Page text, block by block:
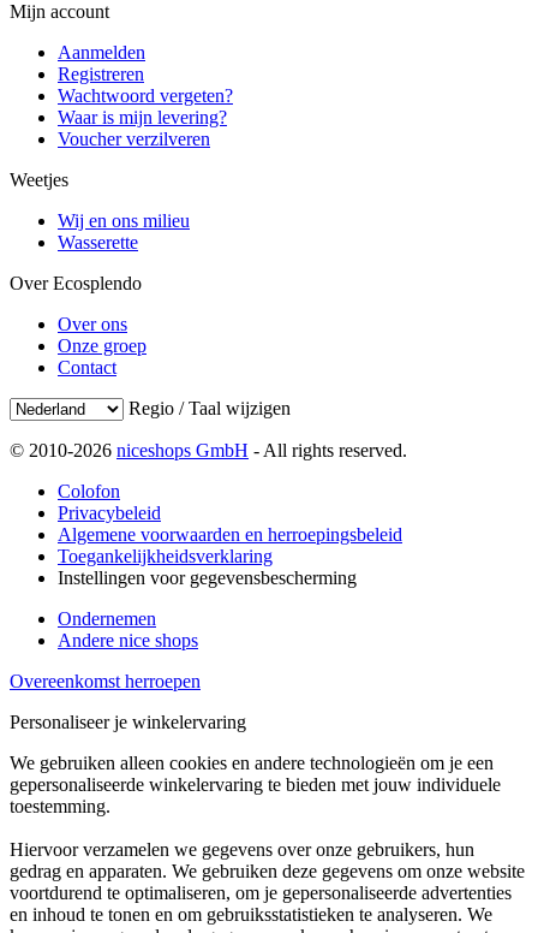
Mijn account
Aanmelden
Registreren
Wachtwoord vergeten?
Waar is mijn levering?
Voucher verzilveren
Weetjes
Wij en ons milieu
Wasserette
Over Ecosplendo
Over ons
Onze groep
Contact
Regio / Taal wijzigen
© 2010-2026 niceshops GmbH - All rights reserved.
Colofon
Privacybeleid
Algemene voorwaarden en herroepingsbeleid
Toegankelijkheidsverklaring
Instellingen voor gegevensbescherming
Ondernemen
Andere nice shops
Overeenkomst herroepen
Personaliseer je winkelervaring
We gebruiken alleen cookies en andere technologieën om je een
gepersonaliseerde winkelervaring te bieden met jouw individuele
toestemming.
Hiervoor verzamelen we gegevens over onze gebruikers, hun
gedrag en apparaten. We gebruiken deze gegevens om onze website
voortdurend te optimaliseren, om je gepersonaliseerde advertenties
en inhoud te tonen en om gebruiksstatistieken te analyseren. We